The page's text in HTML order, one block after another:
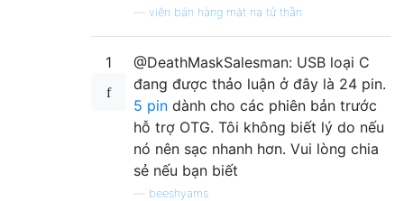
viên bán hàng mặt nạ tử thần
1
@DeathMaskSalesman: USB loại C
đang được thảo luận ở đây là 24 pin.
5 pin dành cho các phiên bản trước
hỗ trợ OTG. Tôi không biết lý do nếu
nó nên sạc nhanh hơn. Vui lòng chia
sẻ nếu bạn biết
beeshyams